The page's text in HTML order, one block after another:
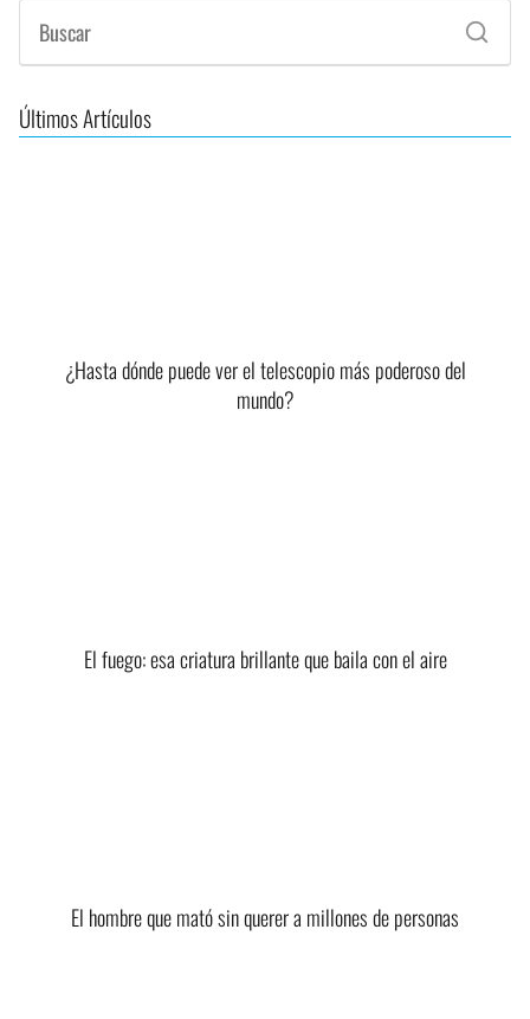
Últimos Artículos
¿Hasta dónde puede ver el telescopio más poderoso del
mundo?
El fuego: esa criatura brillante que baila con el aire
El hombre que mató sin querer a millones de personas